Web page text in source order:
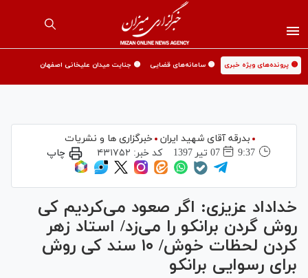
🟡 پرونده‌های ویژه خبری 🟡 سامانه‌های قضایی 🟡 جنایت میدان علیخانی اصفهان
بدرقه آقای شهید ایران
خبرگزاری ها و نشریات
9:37
07 تير 1397 کد خبر: ۴۳۱۷۵۲ چاپ
خداداد عزیزی: اگر صعود می‌کردیم کی
روش گردن برانکو را می‌زد/ استاد زهر
کردن لحظات خوش/ ۱۰ سند کی روش
برای رسوایی برانکو